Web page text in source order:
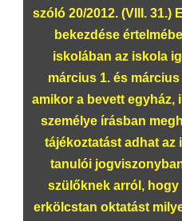
szóló 20/2012. (VIII. 31.)
bekezdése
iskolában az iskola
március 1. és
amikor a bevett egyház,
személye írásban
tájékoztatást adhat az
tanulói
szülőknek arról, hogy
erkölcstan oktatást